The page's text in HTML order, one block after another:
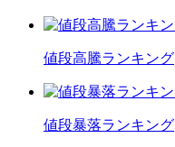
値段高騰ランキング
値段暴落ランキング